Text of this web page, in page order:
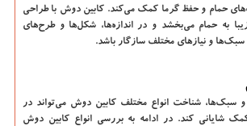
حمام و حفظ گرما کمک می‌کند. کابین دوش با طراحی
به حمام می‌بخشد و در اندازه‌ها، شکل‌ها و طرح‌های
سبک‌ها و نیازهای مختلف سازگار باشد.
و سبک‌ها، شناخت انواع مختلف کابین دوش می‌تواند در
شایانی کند. در ادامه به بررسی انواع کابین دوش